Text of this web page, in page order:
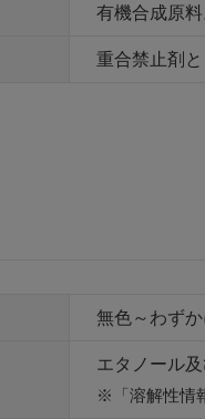
有機合成原料
重合禁止剤
無色～わず
エタノール
「溶解性